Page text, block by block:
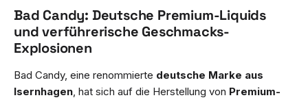
Bad Candy: Deutsche Premium-Liquids
und verführerische Geschmacks-
Explosionen
Bad Candy, eine renommierte deutsche Marke aus
Isernhagen , hat sich auf die Herstellung von Premium-